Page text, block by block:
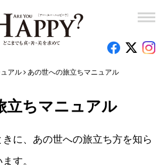
アル あの世への旅立ちマニュアル
立ちマニュアル
に、あの世への旅立ち方を知ら
す。